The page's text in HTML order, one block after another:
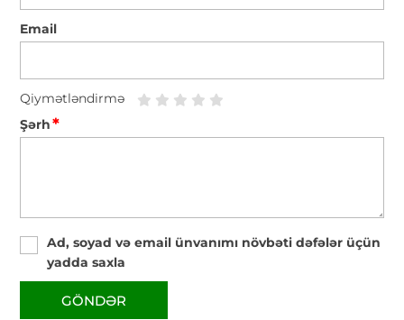
Email
Qiymətləndirmə
Şərh*
Ad, soyad və email ünvanımı növbəti dəfələr üçün
yadda saxla
GÖNDƏR